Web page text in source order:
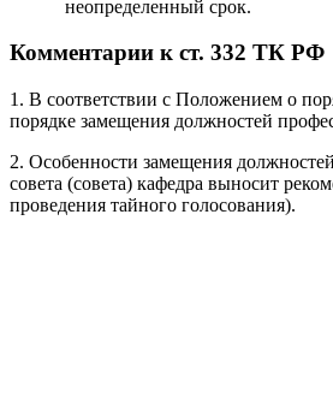
неопределенный срок.
Комментарии к ст. 332 ТК РФ
1. В соответствии с Положением о
порядке замещения должностей
2. Особенности замещения
совета (совета) кафедра выносит
проведения тайного голосования).